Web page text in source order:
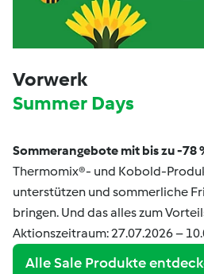
Vorwerk
Summer Days
Sommerangebote mit bis zu -78
Thermomix®- und Kobold-
unterstützen und sommerliche
bringen. Und das alles zum
Aktionszeitraum: 27.07.2026 –
Alle Sale Produkte